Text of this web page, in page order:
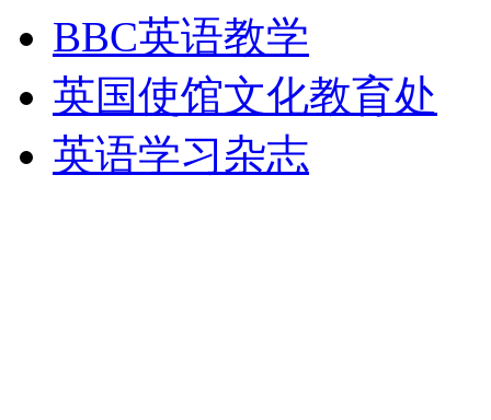
BBC英语教学
英国使馆文化教育处
英语学习杂志